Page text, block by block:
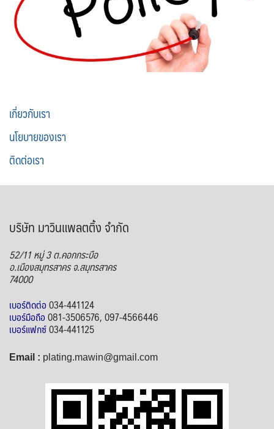
เกี่ยวกับเรา
นโยบายของเรา
ติดต่อเรา
บริษัท มาวินแพลตติ้ง จำกัด
52/11 หมู่ 3 ต.คอกกระบือ
อ.เมืองสมุทรสาคร จ.สมุทรสาคร
74000
เบอร์ติดต่อ034-441124
เบอร์มือถือ081-3506576, 097-4566446
เบอร์แฟกซ์034-441125
Email : plating.mawin@gmail.com